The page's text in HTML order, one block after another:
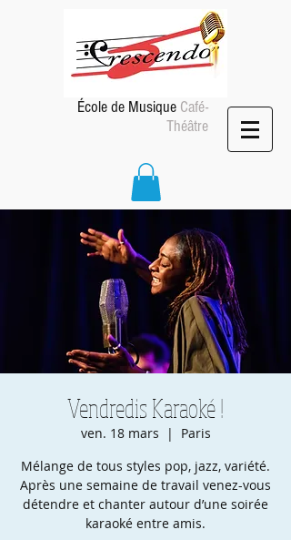
École de Musique Café-
Théâtre
Vendredis Karaoké !
ven. 18 mars
  |
Paris
Mélange de tous styles pop, jazz, variété.
Après une semaine de travail venez-vous
détendre et chanter autour d’une soirée
karaoké entre amis.